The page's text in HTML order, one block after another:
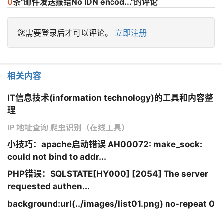
您需要登录后才可以评论。 立即注册
相关内容
IT信息技术(information technology)的工具和内容整
理
IP 地址查询 爬虫识别（在线工具）
小技巧：apache启动错误 AH00072: make_sock:
could not bind to addr...
PHP错误：SQLSTATE[HY000] [2054] The server
requested authen...
background:url(../images/list01.png) no-repeat 0